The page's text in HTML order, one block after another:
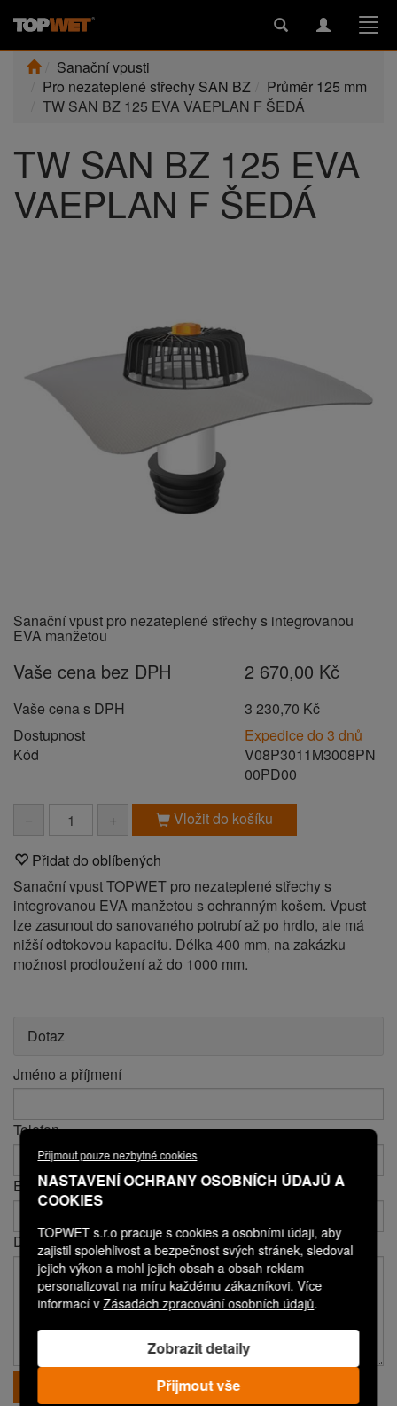
Přijmout pouze nezbytné cookies
NASTAVENÍ OCHRANY OSOBNÍCH ÚDAJŮ A
COOKIES
TOPWET s.r.o pracuje s cookies a osobními údaji, aby
zajistil spolehlivost a bezpečnost svých stránek, sledoval
jejich výkon a mohl jejich obsah a obsah reklam
personalizovat na míru každému zákazníkovi. Více
informací vZásadách zpracování osobních údajů.
Zobrazit detaily
Přijmout vše
Toggle
Toggle
Sanační vpusti
Pro nezateplené střechy SAN BZ
Průměr 125 mm
TW SAN BZ 125 EVA VAEPLAN F ŠEDÁ
TW SAN BZ 125 EVA
VAEPLAN F ŠEDÁ
Sanační vpust pro nezateplené střechy s integrovanou
EVA manžetou
Vaše cena bez DPH 2 670,00 Kč
Vaše cena s DPH
3 230,70 Kč
Dostupnost
Expedice do 3 dnů
Kód
V08P3011M3008PN
00PD00
− + Vložit do košíku
Přidat do oblíbených
Sanační vpust TOPWET pro nezateplené střechy s
integrovanou EVA manžetou s ochranným košem. Vpust
lze zasunout do sanovaného potrubí až po hrdlo, ale má
nižší odtokovou kapacitu. Délka 400 mm, na zakázku
možnost prodloužení až do 1000 mm.
Dotaz
Jméno a příjmení
Telefon
E-mail*
Dotaz*